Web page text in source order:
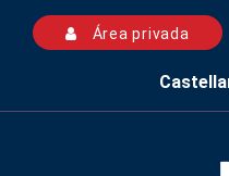
Área privada